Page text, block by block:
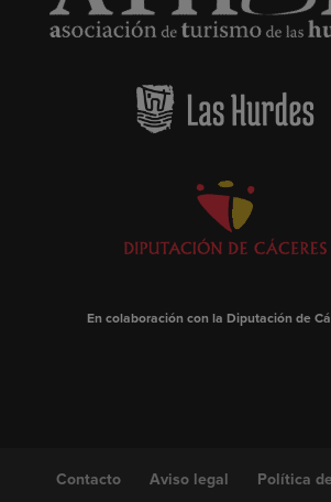
En colaboración con la Diputación de
Contacto Aviso legal
Política